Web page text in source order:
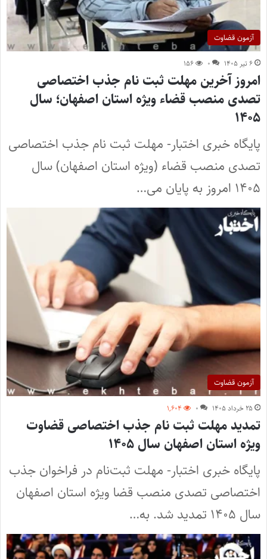
آزمون قضاوت
۶ تیر ۱۴۰۵ ۰ ۱۵۶
امروز آخرین مهلت ثبت نام جذب اختصاصی
تصدی منصب قضاء ویژه استان اصفهان؛ سال
۱۴۰۵
پایگاه خبری اختبار- مهلت ثبت نام جذب اختصاصی
تصدی منصب قضاء (ویژه استان اصفهان) سال
۱۴۰۵ امروز به پایان می…
آزمون قضاوت
۲۵ خرداد ۱۴۰۵ ۰ ۱,۶۰۴
تمدید مهلت ثبت نام جذب اختصاصی قضاوت
ویژه استان اصفهان سال ۱۴۰۵
پایگاه خبری اختبار- مهلت ثبت‌نام در فراخوان جذب
اختصاصی تصدی منصب قضا ویژه استان اصفهان
سال ۱۴۰۵ تمدید شد. به…